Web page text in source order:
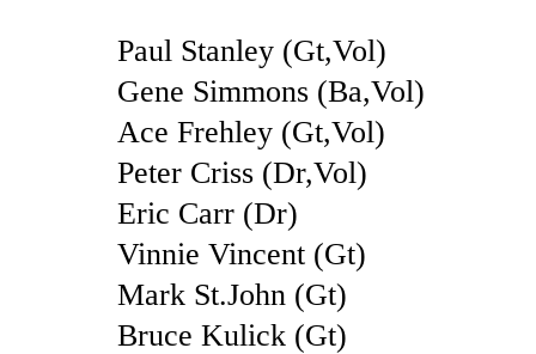
Paul Stanley (Gt,Vol)
Gene Simmons (Ba,Vol)
Ace Frehley (Gt,Vol)
Peter Criss (Dr,Vol)
Eric Carr (Dr)
Vinnie Vincent (Gt)
Mark St.John (Gt)
Bruce Kulick (Gt)